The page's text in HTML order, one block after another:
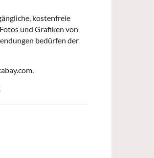
kostenfreie
und Grafiken von
bedürfen der